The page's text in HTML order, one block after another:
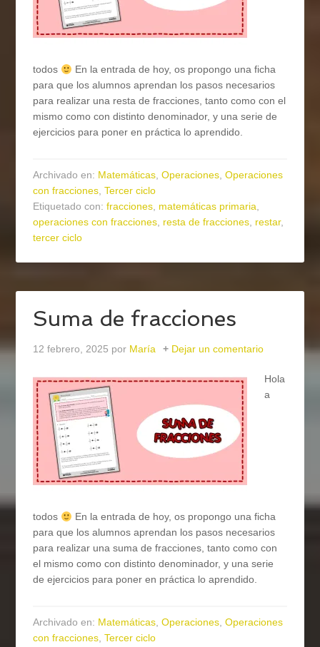
todos
En la entrada de hoy, os propongo una ficha
para que los alumnos aprendan los pasos necesarios
para realizar una resta de fracciones, tanto como con el
mismo como con distinto denominador, y una serie de
ejercicios para poner en práctica lo aprendido.
Archivado en: Matemáticas,Operaciones,Operaciones
con fracciones,Tercer ciclo
Etiquetado con:fracciones, matemáticas primaria,
operaciones con fracciones, resta de fracciones, restar,
tercer ciclo
Suma de fracciones
12 febrero, 2025 por María Dejar un comentario
Hola
a
todos
En la entrada de hoy, os propongo una ficha
para que los alumnos aprendan los pasos necesarios
para realizar una suma de fracciones, tanto como con
el mismo como con distinto denominador, y una serie
de ejercicios para poner en práctica lo aprendido.
Archivado en: Matemáticas,Operaciones,Operaciones
con fracciones,Tercer ciclo